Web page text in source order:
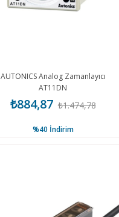
AUTONICS Analog Zamanlayıcı
AT11DN
₺884,87 ₺1.474,78
%40 İndirim